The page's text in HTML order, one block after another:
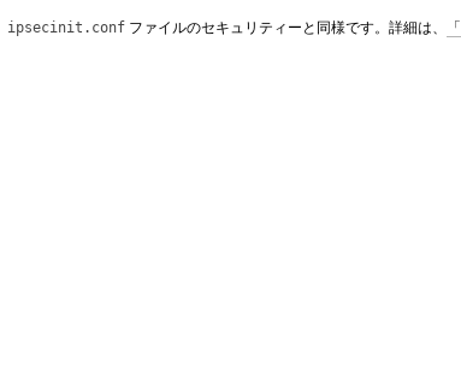
ipsecinit.conf ファイルのセキュリティーと同様です。詳細は、 「